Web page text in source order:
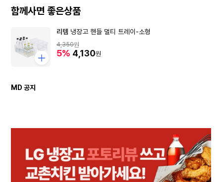
함께사면 좋은상품
리템 냉장고 핸들 멀티 트레이-소형
4,350원
5% 4,130원
MD 공지